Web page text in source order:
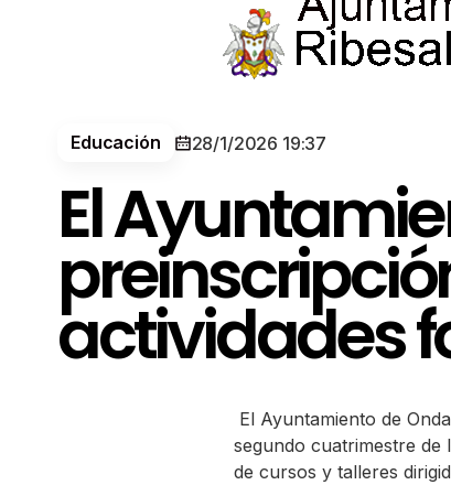
Educación 28/1/2026 19:37
El
actividades
El Ayuntamiento de
segundo cuatrimestre de
de cursos y talleres